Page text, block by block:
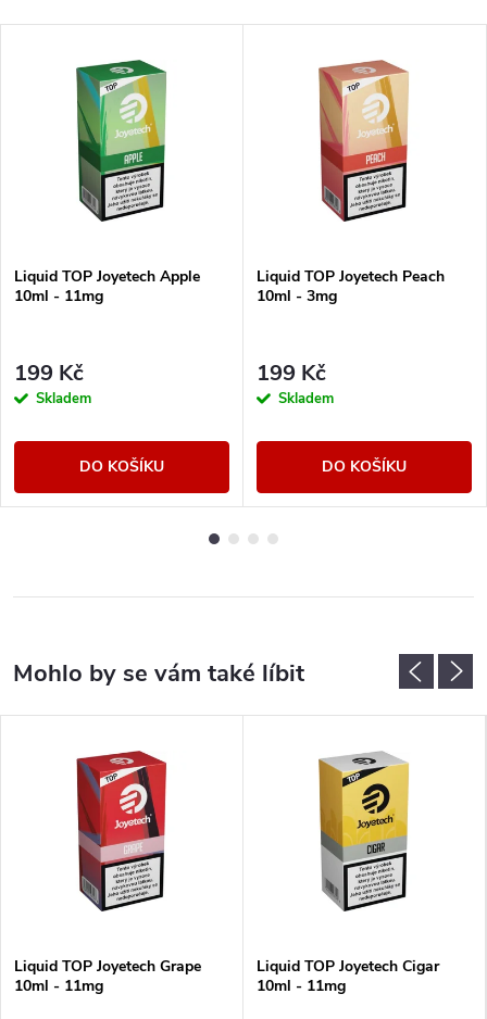
Liquid TOP Joyetech Apple
10ml - 11mg
199 Kč
Skladem
DO KOŠÍKU
Liquid TOP Joyetech Peach
10ml - 3mg
199 Kč
Skladem
DO KOŠÍKU
Liquid TOP Joyetech Grape
10ml - 11mg
Liquid TOP Joyetech Cigar
10ml - 11mg